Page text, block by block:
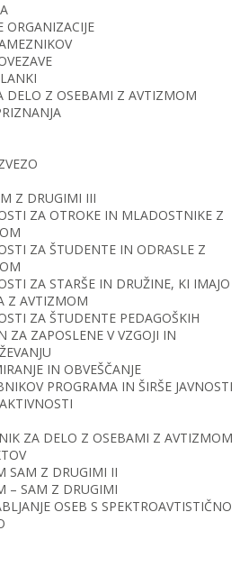
ORGANIZACIJE
DELO Z OSEBAMI Z AVTIZMOM
Z DRUGIMI III
ZA OTROKE IN MLADOSTNIKE Z
ZA ŠTUDENTE IN ODRASLE Z
ZA STARŠE IN DRUŽINE, KI IMAJO
Z AVTIZMOM
ZA ŠTUDENTE PEDAGOŠKIH
ZA ZAPOSLENE V VZGOJI IN
IN OBVEŠČANJE
PROGRAMA IN ŠIRŠE JAVNOSTI
ZA DELO Z OSEBAMI Z AVTIZMOM
SAM Z DRUGIMI II
– SAM Z DRUGIMI
OSEB S SPEKTROAVTISTIČNO